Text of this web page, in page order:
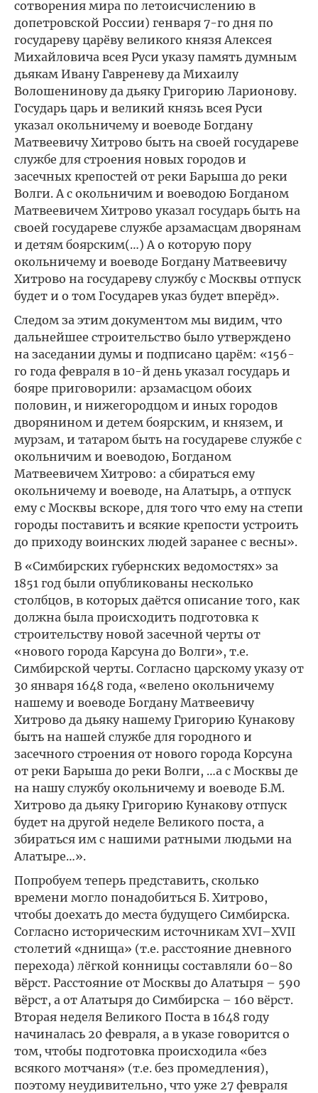
сотворения мира по летоисчислению в
допетровской России) генваря 7-го дня по
государеву царёву великого князя Алексея
Михайловича всея Руси указу память думным
дьякам Ивану Гавреневу да Михаилу
Волошенинову да дьяку Григорию Ларионову.
Государь царь и великий князь всея Руси
указал окольничему и воеводе Богдану
Матвеевичу Хитрово быть на своей государеве
службе для строения новых городов и
засечных крепостей от реки Барыша до реки
Волги. А с окольничим и воеводою Богданом
Матвеевичем Хитрово указал государь быть на
своей государеве службе арзамасцам дворянам
и детям боярским(…) А о которую пору
окольничему и воеводе Богдану Матвеевичу
Хитрово на государеву службу с Москвы отпуск
будет и о том Государев указ будет вперёд».
Следом за этим документом мы видим, что
дальнейшее строительство было утверждено
на заседании думы и подписано царём: «156-
го года февраля в 10-й день указал государь и
бояре приговорили: арзамасцом обоих
половин, и нижегородцом и иных городов
дворянином и детем боярским, и князем, и
мурзам, и татаром быть на государеве службе с
окольничим и воеводою, Богданом
Матвеевичем Хитрово: а сбираться ему
окольничему и воеводе, на Алатырь, а отпуск
ему с Москвы вскоре, для того что ему на степи
городы поставить и всякие крепости устроить
до приходу воинских людей заранее с весны».
В «Симбирских губернских ведомостях» за
1851 год были опубликованы несколько
столбцов, в которых даётся описание того, как
должна была происходить подготовка к
строительству новой засечной черты от
«нового города Карсуна до Волги», т.е.
Симбирской черты. Согласно царскому указу от
30 января 1648 года, «велено окольничему
нашему и воеводе Богдану Матвеевичу
Хитрово да дьяку нашему Григорию Кунакову
быть на нашей службе для городного и
засечного строения от нового города Корсуна
от реки Барыша до реки Волги, …а с Москвы де
на нашу службу окольничему и воеводе Б.М.
Хитрово да дьяку Григорию Кунакову отпуск
будет на другой неделе Великого поста, а
збираться им с нашими ратными людьми на
Алатыре…».
Попробуем теперь представить, сколько
времени могло понадобиться Б. Хитрово,
чтобы доехать до места будущего Симбирска.
Согласно историческим источникам XVI–XVII
столетий «днища» (т.е. расстояние дневного
перехода) лёгкой конницы составляли 60–80
вёрст. Расстояние от Москвы до Алатыря – 590
вёрст, а от Алатыря до Симбирска – 160 вёрст.
Вторая неделя Великого Поста в 1648 году
начиналась 20 февраля, а в указе говорится о
том, чтобы подготовка происходила «без
всякого мотчаня» (т.е. без промедления),
поэтому неудивительно, что уже 27 февраля